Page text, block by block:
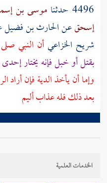
4496 حدثنا
موسى بن
إسحقعنالحارث بن فضيل
شريح الخزاعيأن النبي
بقتل أو خبل فإنه يختار
وإما أن يأخذ الدية فإن أراد
بعد ذلك فله عذاب أليم
الخدمات العلمية